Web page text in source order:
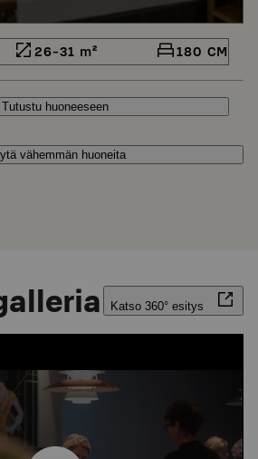
26-31 m² 180 CM
Tutustu huoneeseen
vähemmän huoneita
Katso 360° esitys